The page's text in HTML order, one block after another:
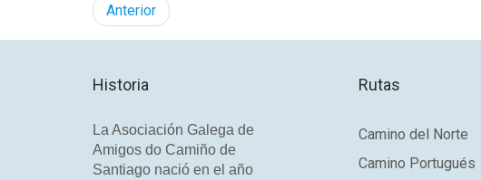
Anterior
Historia
La Asociación Galega de
Amigos do Camiño de
Santiago nació en el año
Rutas
Camino del Norte
Camino Portugués